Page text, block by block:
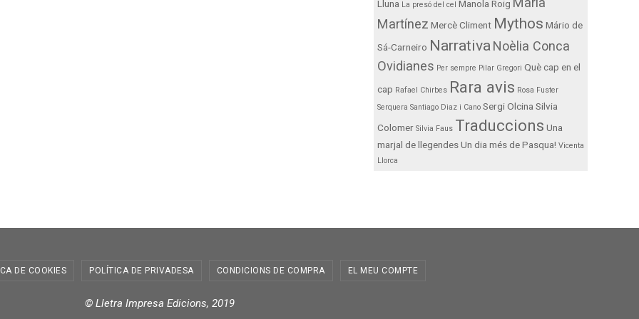
Lluna La presó del cel Manola Roig
Martínez Mercè Climent Mythos Mário de
Sá-Carneiro NarrativaNoèlia Conca
Ovidianes Per sempre Pilar Gregori Què cap en el
cap Rafael Chirbes Rara avis Rosa Fuster
Serquera Santiago Diaz i Cano Sergi Olcina Silvia
Colomer Silvia Faus Traduccions Una
marjal de llegendesUn dia més de Pasqua! Vicenta
Llorca
DE COOKIES POLÍTICA DE PRIVADESA CONDICIONS DE COMPRA EL MEU COMPTE
© Lletra Impresa Edicions, 2019